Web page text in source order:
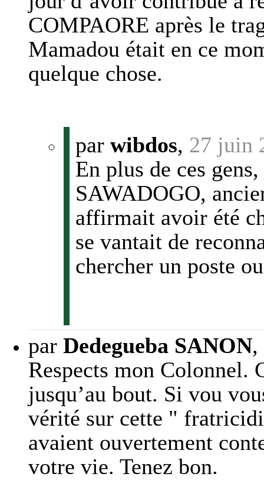
COMPAORE après le
Mamadou était en ce
quelque chose.
par wibdos, 27 juin
En plus de ces
SAWADOGO,
affirmait avoir été
se vantait de
chercher un poste
par Dedegueba SANON,
Respects mon Colonnel.
jusqu’au bout. Si vou
vérité sur cette "
avaient ouvertement
votre vie. Tenez bon.